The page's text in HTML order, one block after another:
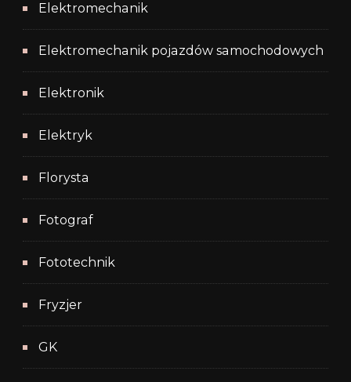
Elektromechanik
Elektromechanik pojazdów samochodowych
Elektronik
Elektryk
Florysta
Fotograf
Fototechnik
Fryzjer
GK